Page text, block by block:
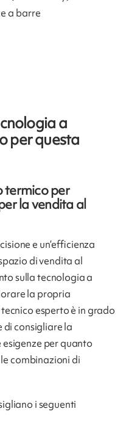
a barre
a
per questa
termico per
la vendita al
e un’efficienza
di vendita al
sulla tecnologia a
la propria
esperto è in grado
di consigliare la
per quanto
combinazioni di
i seguenti